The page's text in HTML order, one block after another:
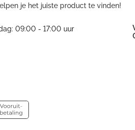
je het juiste product te vinden!
09:00 - 17:00 uur